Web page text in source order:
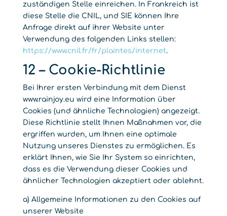
zuständigen Stelle einreichen. In Frankreich ist
diese Stelle die CNIL, und SIE können Ihre
Anfrage direkt auf ihrer Website unter
Verwendung des folgenden Links stellen:
https://www.cnil.fr/fr/plaintes/internet.
12 – Cookie-Richtlinie
Bei Ihrer ersten Verbindung mit dem Dienst
www.rainjoy.eu wird eine Information über
Cookies (und ähnliche Technologien) angezeigt.
Diese Richtlinie stellt Ihnen Maßnahmen vor, die
ergriffen wurden, um Ihnen eine optimale
Nutzung unseres Dienstes zu ermöglichen. Es
erklärt Ihnen, wie Sie Ihr System so einrichten,
dass es die Verwendung dieser Cookies und
ähnlicher Technologien akzeptiert oder ablehnt.
a) Allgemeine Informationen zu den Cookies auf
unserer Website